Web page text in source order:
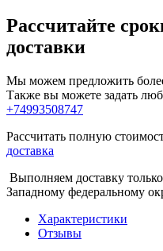
Рассчитайте
доставки
Мы можем предложить
Также вы можете задать
+74993508747
Рассчитать полную
доставка
Выполняем доставку
Западному федеральному
Характеристики
Отзывы